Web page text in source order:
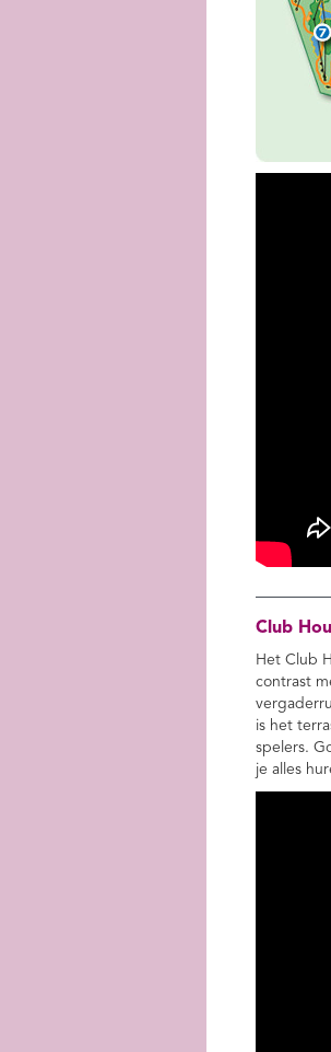
Club
Het Club
contrast
is het
spelers.
je alles